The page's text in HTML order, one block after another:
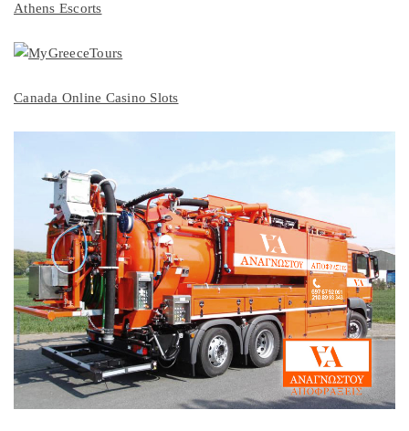
Athens Escorts
Canada Online Casino Slots